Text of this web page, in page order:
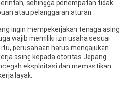
sehingga penempatan tidak
atau pelanggaran aturan.
ingin mempekerjakan tenaga asing
wajib memiliki izin usaha sesuai
perusahaan harus mengajukan
asing kepada otoritas Jepang.
eksploitasi dan memastikan
layak.